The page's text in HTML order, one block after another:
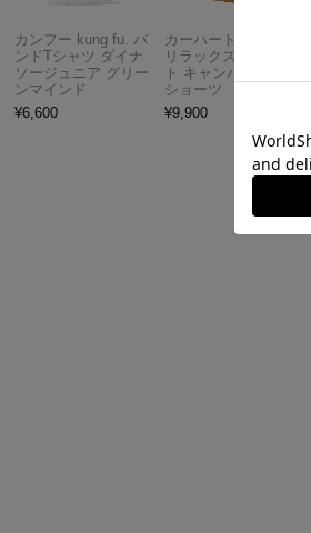
カンフー kung fu. バ
ンドTシャツ ダイナ
ソージュニア グリー
ンマインド
¥6,600
カーハート Carhartt
リラックスドフィッ
ト キャンバスワーク
ショーツ
¥9,900